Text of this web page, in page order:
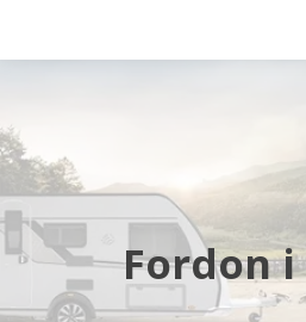
Fordon